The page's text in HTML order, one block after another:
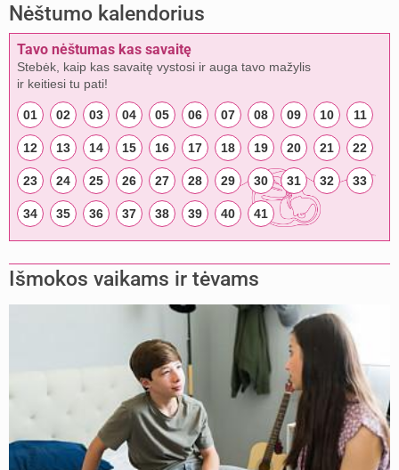
Nėštumo kalendorius
Tavo nėštumas kas savaitę
Stebėk, kaip kas savaitę vystosi ir auga tavo mažylis
ir keitiesi tu pati!
01 02 03 04 05 06 07 08 09 10 11
12 13 14 15 16 17 18 19 20 21 22
23 24 25 26 27 28 29 30 31 32 33
34 35 36 37 38 39 40 41
Išmokos vaikams ir tėvams